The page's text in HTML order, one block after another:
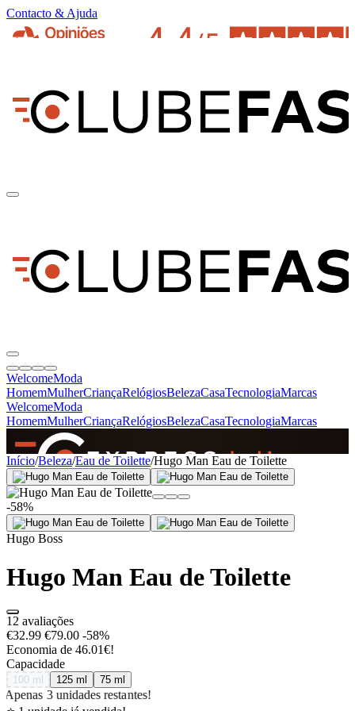
Contacto & Ajuda
WelcomeModa
HomemMulherCriançaRelógiosBelezaCasaTecnologiaMarcas
WelcomeModa
HomemMulherCriançaRelógiosBelezaCasaTecnologiaMarcas
SINCE 2005
+de 36.000 reviews
Início/Beleza/Eau de Toilette/Hugo Man Eau de Toilette
-58%
Hugo Boss
Hugo Man Eau de Toilette
12 avaliações
€32.99 €79.00 -58%
Economia de 46.01€!
Capacidade
100 ml 125 ml 75 ml
Apenas 3 unidades restantes!